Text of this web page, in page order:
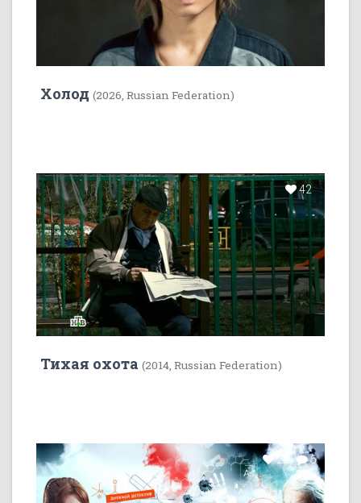
Холод (2026, Russian Federation)
42
Тихая охота (2014, Russian Federation)
22 5